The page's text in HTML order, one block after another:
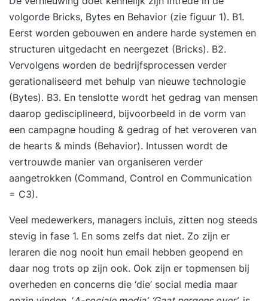
volgorde Bricks, Bytes en Behavior (zie figuur 1). B1.
Eerst worden gebouwen en andere harde systemen en
structuren uitgedacht en neergezet (Bricks). B2.
Vervolgens worden de bedrijfsprocessen verder
gerationaliseerd met behulp van nieuwe technologie
(Bytes). B3. En tenslotte wordt het gedrag van mensen
daarop gedisciplineerd, bijvoorbeeld in de vorm van
een campagne houding & gedrag of het veroveren van
de hearts & minds (Behavior). Intussen wordt de
vertrouwde manier van organiseren verder
aangetrokken (Command, Control en Communication
= C3).
Veel medewerkers, managers incluis, zitten nog steeds
stevig in fase 1. En soms zelfs dat niet. Zo zijn er
leraren die nog nooit hun email hebben geopend en
daar nog trots op zijn ook. Ook zijn er topmensen bij
overheden en concerns die ‘die’ social media maar